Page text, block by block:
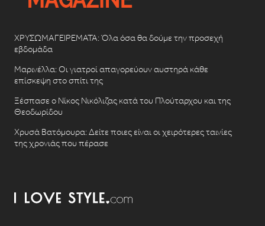
ΧΡΥΣΩΜΑΓΕΙΡΕΜΑΤΑ: Όλα όσα θα δούμε την προσεχή
εβδομάδα
Μαρινέλλα: Οι γιατροί απαγορεύουν αυστηρά κάθε
επίσκεψη στο σπίτι της
Ξέσπασε ο Νίκος Νικόλιζας κατά του Πλούταρχου και της
Θεοδωρίδου
Χρυσά Βατόμουρα: Δείτε ποιες είναι οι χειρότερες ταινίες
της χρονιάς που πέρασε